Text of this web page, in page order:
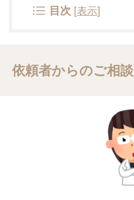
目次 [表示]
依頼者からのご相談